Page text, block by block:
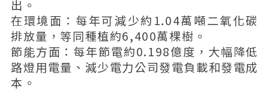
出。
在環境面：每年可減少約1.04萬噸二氧化碳
排放量，等同種植約6,400萬棵樹。
節能方面：每年節電約0.198億度，大幅降低
路燈用電量、減少電力公司發電負載和發電成
本。